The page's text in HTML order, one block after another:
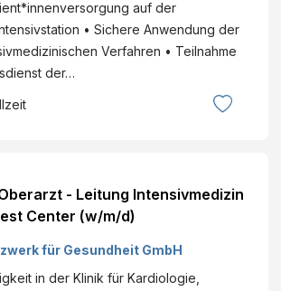
auf der
• Sichere Anwendung der
Verfahren • Teilnahme
der…
- Leitung Intensivmedizin
Center (w/m/d)
für Gesundheit GmbH
in der Klinik für Kardiologie,